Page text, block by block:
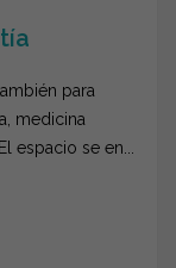
para
medicina
espacio se en...